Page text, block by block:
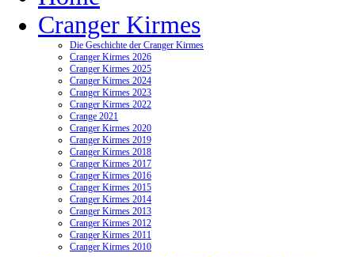
Cranger Kirmes
Die Geschichte der Cranger Kirmes
Cranger Kirmes 2026
Cranger Kirmes 2025
Cranger Kirmes 2024
Cranger Kirmes 2023
Cranger Kirmes 2022
Crange 2021
Cranger Kirmes 2020
Cranger Kirmes 2019
Cranger Kirmes 2018
Cranger Kirmes 2017
Cranger Kirmes 2016
Cranger Kirmes 2015
Cranger Kirmes 2014
Cranger Kirmes 2013
Cranger Kirmes 2012
Cranger Kirmes 2011
Cranger Kirmes 2010